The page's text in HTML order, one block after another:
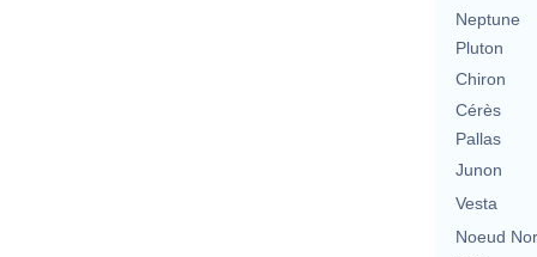
Neptune
Pluton
Chiron
Cérès
Pallas
Junon
Vesta
Noeud